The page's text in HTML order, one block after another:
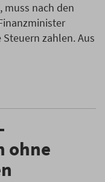
muss nach den
zahlen. Aus
ohne